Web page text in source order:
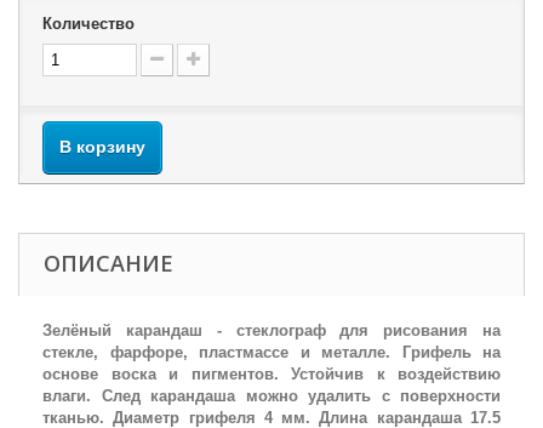
Количество
В корзину
ОПИСАНИЕ
Зелёный карандаш - стеклограф для рисования на
стекле, фарфоре, пластмассе и металле. Грифель на
основе воска и пигментов. Устойчив к воздействию
влаги. След карандаша можно удалить с поверхности
тканью. Диаметр грифеля 4 мм. Длина карандаша 17.5